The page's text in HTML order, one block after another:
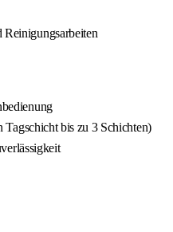
bis zu 3 Schichten)